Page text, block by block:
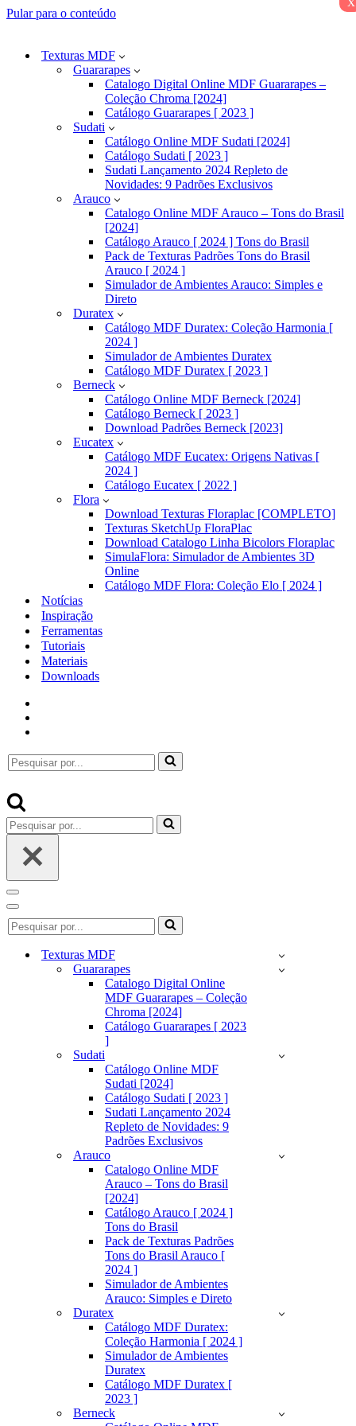
Pular para o conteúdo
Texturas MDF
Guararapes
Catalogo Digital Online MDF Guararapes –
Coleção Chroma [2024]
Catálogo Guararapes [ 2023 ]
Sudati
Catálogo Online MDF Sudati [2024]
Catálogo Sudati [ 2023 ]
Sudati Lançamento 2024 Repleto de
Novidades: 9 Padrões Exclusivos
Arauco
Catalogo Online MDF Arauco – Tons do Brasil
[2024]
Catálogo Arauco [ 2024 ] Tons do Brasil
Pack de Texturas Padrões Tons do Brasil
Arauco [ 2024 ]
Simulador de Ambientes Arauco: Simples e
Direto
Duratex
Catálogo MDF Duratex: Coleção Harmonia [
2024 ]
Simulador de Ambientes Duratex
Catálogo MDF Duratex [ 2023 ]
Berneck
Catálogo Online MDF Berneck [2024]
Catálogo Berneck [ 2023 ]
Download Padrões Berneck [2023]
Eucatex
Catálogo MDF Eucatex: Origens Nativas [
2024 ]
Catálogo Eucatex [ 2022 ]
Flora
Download Texturas Floraplac [COMPLETO]
Texturas SketchUp FloraPlac
Download Catalogo Linha Bicolors Floraplac
SimulaFlora: Simulador de Ambientes 3D
Online
Catálogo MDF Flora: Coleção Elo [ 2024 ]
Notícias
Inspiração
Ferramentas
Tutoriais
Materiais
Downloads
Pesquisar
por...
Pesquisar
por...
Menu
de
navegação
Menu
de
navegação
Pesquisar
por...
Texturas MDF
Guararapes
Catalogo Digital Online
MDF Guararapes – Coleção
Chroma [2024]
Catálogo Guararapes [ 2023
]
Sudati
Catálogo Online MDF
Sudati [2024]
Catálogo Sudati [ 2023 ]
Sudati Lançamento 2024
Repleto de Novidades: 9
Padrões Exclusivos
Arauco
Catalogo Online MDF
Arauco – Tons do Brasil
[2024]
Catálogo Arauco [ 2024 ]
Tons do Brasil
Pack de Texturas Padrões
Tons do Brasil Arauco [
2024 ]
Simulador de Ambientes
Arauco: Simples e Direto
Duratex
Catálogo MDF Duratex:
Coleção Harmonia [ 2024 ]
Simulador de Ambientes
Duratex
Catálogo MDF Duratex [
2023 ]
Berneck